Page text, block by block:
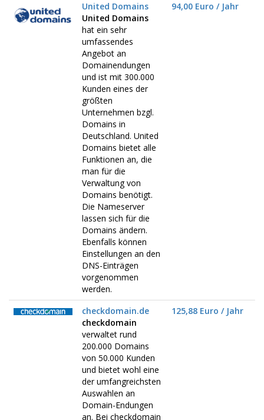
United Domains
United Domains
hat ein sehr
umfassendes
Angebot an
Domainendungen
und ist mit 300.000
Kunden eines der
größten
Unternehmen bzgl.
Domains in
Deutschland. United
Domains bietet alle
Funktionen an, die
man für die
Verwaltung von
Domains benötigt.
Die Nameserver
lassen sich für die
Domains ändern.
Ebenfalls können
Einstellungen an den
DNS-Einträgen
vorgenommen
werden.
94,00 Euro / Jahr
checkdomain.de
checkdomain
verwaltet rund
200.000 Domains
von 50.000 Kunden
und bietet wohl eine
der umfangreichsten
Auswahlen an
Domain-Endungen
an. Bei checkdomain
125,88 Euro / Jahr